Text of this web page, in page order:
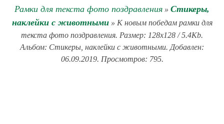
Рамки для текста фото поздравления » Стикеры,
наклейки с животными» К новым победам рамки для
текста фото поздравления. Размер: 128x128 / 5.4Kb.
Альбом: Стикеры, наклейки с животными. Добавлен:
06.09.2019. Просмотров: 795.